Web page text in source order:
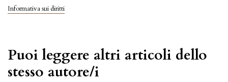
Informativa sui diritti
Puoi leggere altri articoli dello
stesso autore/i